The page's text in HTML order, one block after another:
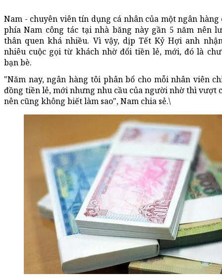
Nam - chuyên viên tín dụng cá nhân của một ngân hàng
phía Nam công tác tại nhà băng này gần 5 năm nên
thân quen khá nhiều. Vì vậy, dịp Tết Kỷ Hợi anh
nhiêu cuộc gọi từ khách nhờ đổi tiền lẻ, mới, đó là
bạn bè.
"Năm nay, ngân hàng tôi phân bổ cho mỗi nhân viên
đồng tiền lẻ, mới nhưng nhu cầu của người nhờ thì vượt
nên cũng không biết làm sao", Nam chia sẻ.\